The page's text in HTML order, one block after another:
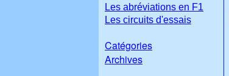
Les abréviations en F1
Les circuits d'essais
Catégories
Archives